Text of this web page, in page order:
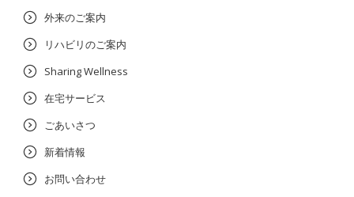
外来のご案内
リハビリのご案内
Sharing Wellness
在宅サービス
ごあいさつ
新着情報
お問い合わせ